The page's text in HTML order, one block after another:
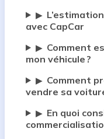
▶
avec CapCar
▶ Comment
mon véhicule ?
▶ Comment
vendre sa
▶ En quoi